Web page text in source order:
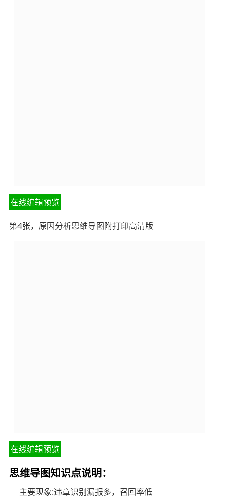
在线编辑预览
第4张，原因分析思维导图附打印高清版
在线编辑预览
思维导图知识点说明：
主要现象:违章识别漏报多，召回率低